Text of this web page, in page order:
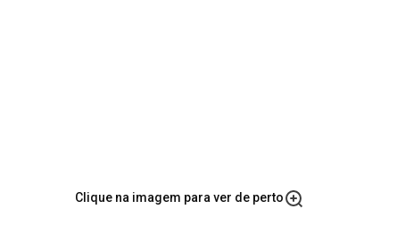
Clique na imagem para ver de perto